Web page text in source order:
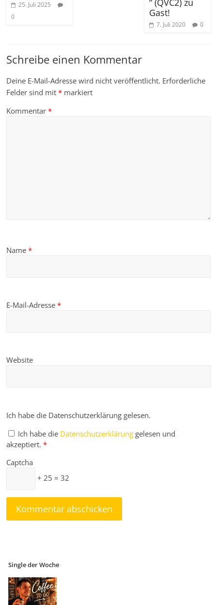
25. Juli 2025
0
“ (QVC2) zu
Gast!
7. Juli 2020 0
Schreibe einen Kommentar
Deine E-Mail-Adresse wird nicht veröffentlicht. Erforderliche
Felder sind mit* markiert
Kommentar*
Name*
E-Mail-Adresse*
Website
Ich habe die Datenschutzerklärung gelesen.
Ich habe die Datenschutzerklärung gelesen und
akzeptiert. *
Captcha
+ 25 = 32
Single der Woche